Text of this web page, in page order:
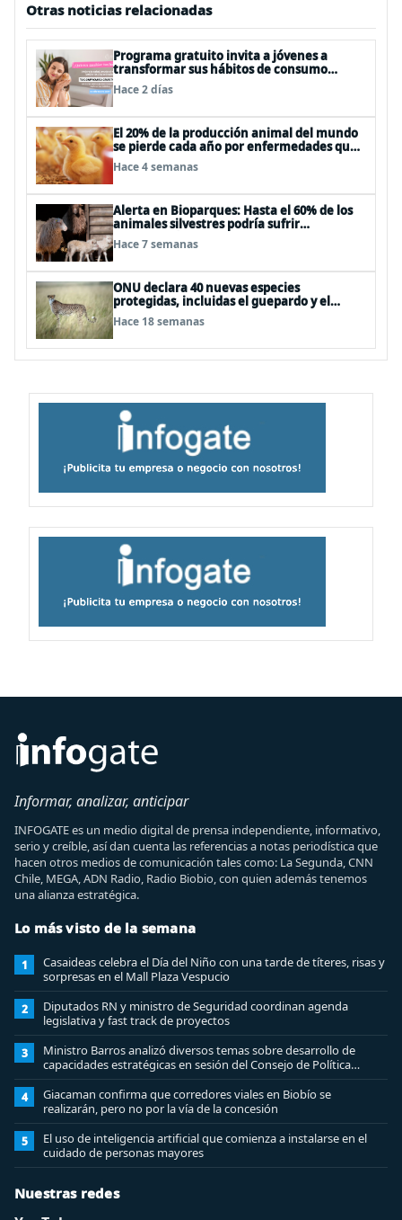
Otras noticias relacionadas
Programa gratuito invita a jóvenes a
transformar sus hábitos de consumo
cosmético, alimenticio y de moda
Hace 2 días
El 20% de la producción animal del mundo
se pierde cada año por enfermedades que
se pueden evitar
Hace 4 semanas
Alerta en Bioparques: Hasta el 60% de los
animales silvestres podría sufrir
desnutrición por dietas mal formuladas
Hace 7 semanas
ONU declara 40 nuevas especies
protegidas, incluidas el guepardo y el
tiburón martillo
Hace 18 semanas
Informar, analizar, anticipar
INFOGATE es un medio digital de prensa independiente, informativo,
serio y creíble, así dan cuenta las referencias a notas periodística que
hacen otros medios de comunicación tales como: La Segunda, CNN
Chile, MEGA, ADN Radio, Radio Biobio, con quien además tenemos
una alianza estratégica.
Lo más visto de la semana
1
Casaideas celebra el Día del Niño con una tarde de títeres, risas y
sorpresas en el Mall Plaza Vespucio
2
Diputados RN y ministro de Seguridad coordinan agenda
legislativa y fast track de proyectos
3
Ministro Barros analizó diversos temas sobre desarrollo de
capacidades estratégicas en sesión del Consejo de Política
Espacial
4
Giacaman confirma que corredores viales en Biobío se
realizarán, pero no por la vía de la concesión
5
El uso de inteligencia artificial que comienza a instalarse en el
cuidado de personas mayores
Nuestras redes